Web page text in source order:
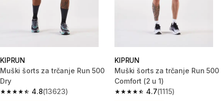
KIPRUN
Muški šorts za trčanje Run 500
Dry
4.8
4.8 od 5 zvezdica from 13623 Recenzije
(13623)
KIPRUN
Muški šorts za trčanje Run 500
Comfort (2 u 1)
4.7
4.7 od 5 zvezdica from 1115
(1115)